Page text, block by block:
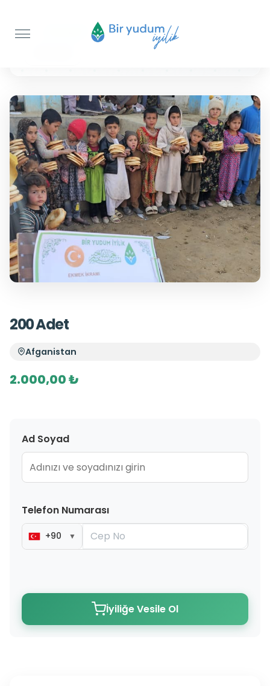
Ekmek İkramı
200 Adet
Afganistan
2.000,00 ₺
Ad Soyad
Telefon Numarası
+90 ▼
İyiliğe Vesile Ol